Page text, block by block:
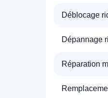
Déblocage
Dépannage
Réparation